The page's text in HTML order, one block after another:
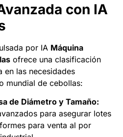
con IA
por IA Máquina
ofrece una clasificación
en las necesidades
mundial de cebollas:
de Diámetro y Tamaño:
para asegurar lotes
para venta al por